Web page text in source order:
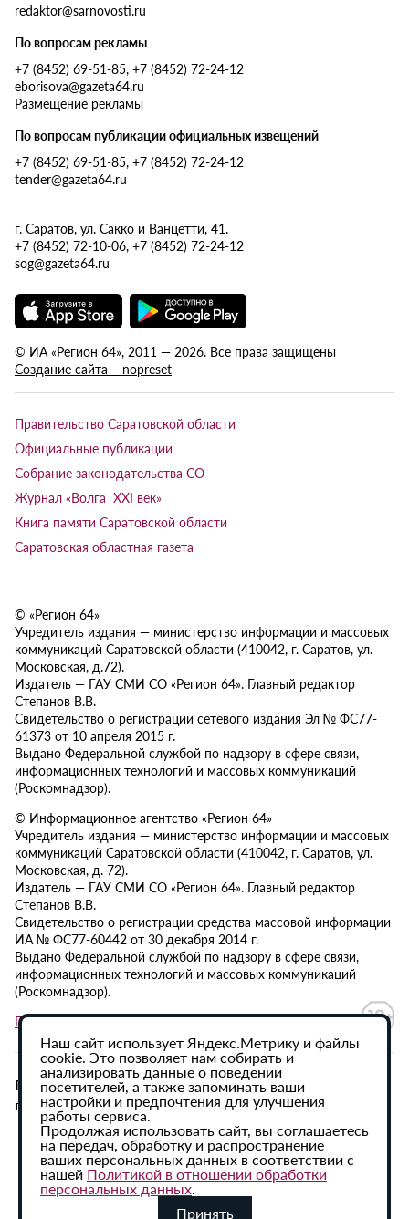
redaktor@sarnovosti.ru
По вопросам рекламы
+7 (8452) 69-51-85, +7 (8452) 72-24-12
eborisova@gazeta64.ru
Размещение рекламы
По вопросам публикации официальных извещений
+7 (8452) 69-51-85, +7 (8452) 72-24-12
tender@gazeta64.ru
г. Саратов, ул. Сакко и Ванцетти, 41.
+7 (8452) 72-10-06, +7 (8452) 72-24-12
sog@gazeta64.ru
© ИА «Регион 64», 2011 — 2026. Все права защищены
Создание сайта – nopreset
Правительство Саратовской области
Официальные публикации
Собрание законодательства СО
Журнал «Волга XXI век»
Книга памяти Саратовской области
Саратовская областная газета
© «Регион 64»
Учредитель издания — министерство информации и массовых
коммуникаций Саратовской области (410042, г. Саратов, ул.
Московская, д.72).
Издатель — ГАУ СМИ СО «Регион 64». Главный редактор
Степанов В.В.
Свидетельство о регистрации сетевого издания Эл № ФС77-
61373 от 10 апреля 2015 г.
Выдано Федеральной службой по надзору в сфере связи,
информационных технологий и массовых коммуникаций
(Роскомнадзор).
© Информационное агентство «Регион 64»
Учредитель издания — министерство информации и массовых
коммуникаций Саратовской области (410042, г. Саратов, ул.
Московская, д. 72).
Издатель — ГАУ СМИ СО «Регион 64». Главный редактор
Степанов В.В.
Свидетельство о регистрации средства массовой информации
ИА № ФС77-60442 от 30 декабря 2014 г.
Выдано Федеральной службой по надзору в сфере связи,
информационных технологий и массовых коммуникаций
(Роскомнадзор).
Политика в отношении обработки персональных данных
При использовании материалов сайта активная
гиперссылка на ИА «Регион 64» обязательна.
Наш сайт использует Яндекс.Метрику и файлы
cookie. Это позволяет нам собирать и
анализировать данные о поведении
посетителей, а также запоминать ваши
настройки и предпочтения для улучшения
работы сервиса.
Продолжая использовать сайт, вы соглашаетесь
на передач, обработку и распространение
ваших персональных данных в соответствии с
нашей Политикой в отношении обработки
персональных данных.
Принять